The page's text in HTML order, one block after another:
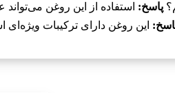
پاسخ: استفاده از این روغن
این روغن دارای ترکیبات